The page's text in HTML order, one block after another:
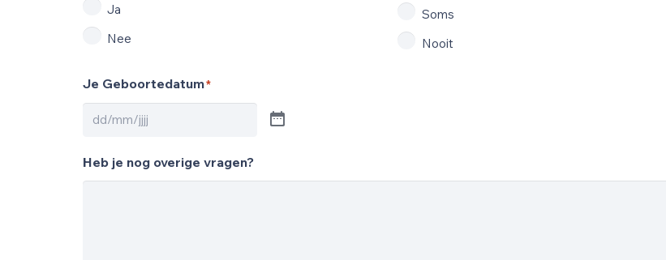
Ja
Nee
Soms
Nooit
Je Geboortedatum*
Heb je nog overige vragen?